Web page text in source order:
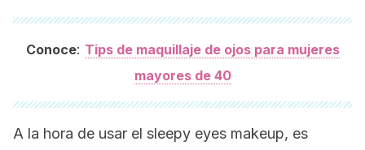
Conoce: Tips de maquillaje de ojos para mujeres
mayores de 40
A la hora de usar el sleepy eyes makeup, es